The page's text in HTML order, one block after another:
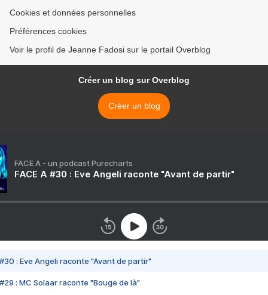
Cookies et données personnelles
Préférences cookies
Voir le profil de Jeanne Fadosi sur le portail Overblog
Créer un blog sur Overblog
Créer un blog
FACE A - un podcast Purecharts
FACE A #30 : Eve Angeli raconte "Avant de partir"
#30 : Eve Angeli raconte "Avant de partir"
#29 : MC Solaar raconte "Bouge de là"